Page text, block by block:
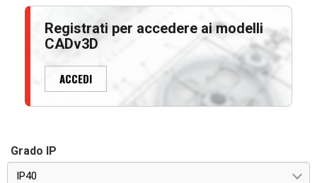
Registrati per accedere ai modelli
CADv3D
ACCEDI
Grado IP
IP40